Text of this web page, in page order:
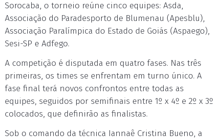
Sorocaba, o torneio reúne cinco equipes: Asda,
Associação do Paradesporto de Blumenau (Apesblu),
Associação Paralímpica do Estado de Goiás (Aspaego),
Sesi-SP e Adfego.
A competição é disputada em quatro fases. Nas três
primeiras, os times se enfrentam em turno único. A
fase final terá novos confrontos entre todas as
equipes, seguidos por semifinais entre 1º x 4º e 2º x 3º
colocados, que definirão as finalistas.
Sob o comando da técnica Iannaê Cristina Bueno, a